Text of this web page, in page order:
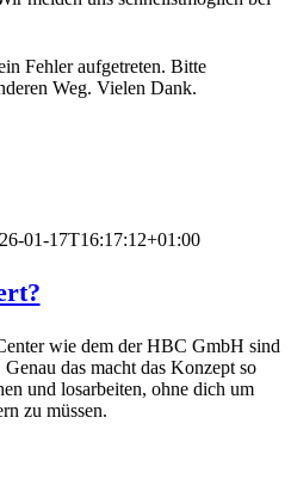
Fehler aufgetreten. Bitte
Weg. Vielen Dank.
01-17T16:17:12+01:00
wie dem der HBC GmbH sind
das macht das Konzept so
und losarbeiten, ohne dich um
zu müssen.